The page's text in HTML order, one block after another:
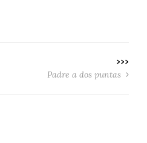
>>>
Padre a dos puntas